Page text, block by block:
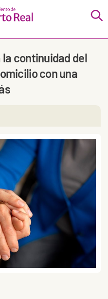
continuidad del
con una